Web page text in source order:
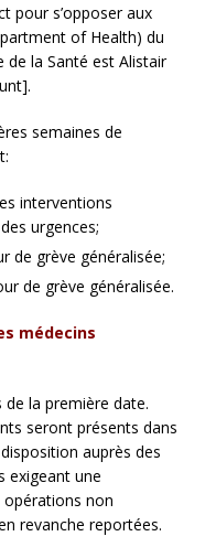
pour s’opposer aux
of Health) du
la Santé est Alistair
semaines de
interventions
urgences;
de grève généralisée;
de grève généralisée.
médecins
de la première date.
seront présents dans
auprès des
exigeant une
non
revanche reportées.